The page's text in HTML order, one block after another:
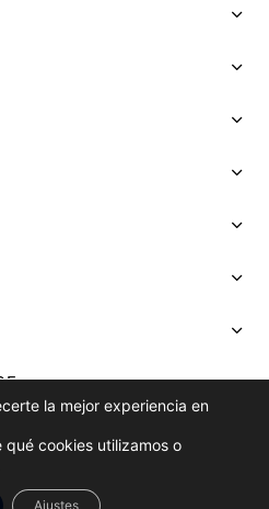
la mejor experiencia en
qué cookies utilizamos o
Ajustes